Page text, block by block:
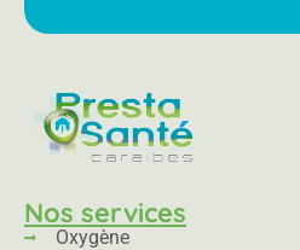
Nos services
Oxygène